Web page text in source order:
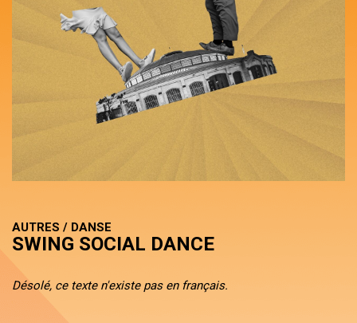
AUTRES / DANSE
SWING SOCIAL DANCE
Désolé, ce texte n'existe pas en français.